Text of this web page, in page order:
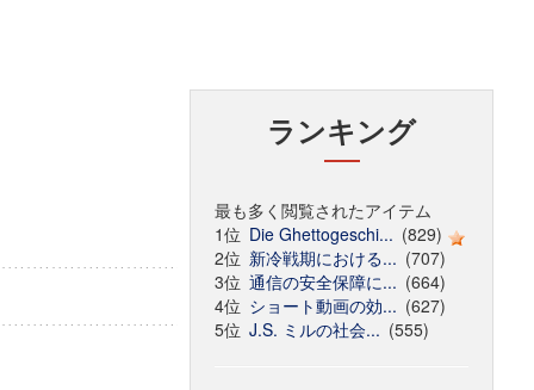
ランキング
最も多く閲覧されたアイテム
1位 Die Ghettogeschi... (829)
2位 新冷戦期における... (707)
3位 通信の安全保障に... (664)
4位 ショート動画の効... (627)
5位 J.S. ミルの社会... (555)